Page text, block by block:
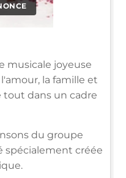
musicale joyeuse
la famille et
tout dans un cadre
du groupe
spécialement créée